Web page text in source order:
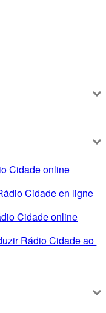
Cidade online
Cidade en ligne
Cidade online
Rádio Cidade ao